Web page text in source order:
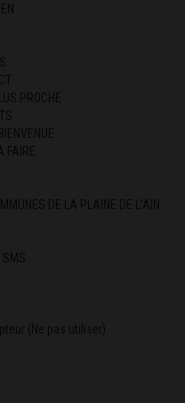
PROCHE
FAIRE
DE LA PLAINE DE L’AIN
(Ne pas utiliser)